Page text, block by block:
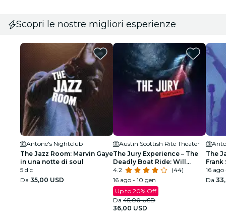
Scopri le nostre migliori esperienze
Antone's Nightclub
The Jazz Room: Marvin Gaye
in una notte di soul
5 dic
Da 35,00 USD
Austin Scottish Rite Theater
The Jury Experience – The
Deadly Boat Ride: Will
Austin Deliver Justice?
4.2
(44)
16 ago - 10 gen
Up to 20% Off
Da 45,00 USD
36,00 USD
The
Frank
16 ago
Da